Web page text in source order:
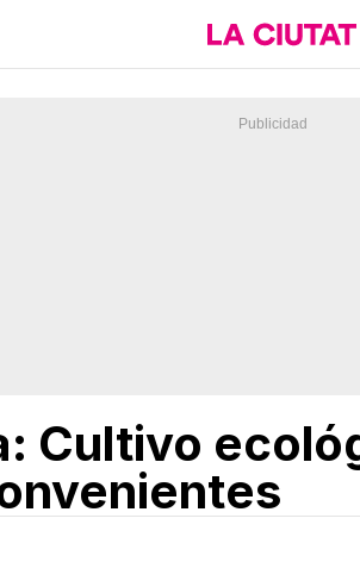
Cultivo